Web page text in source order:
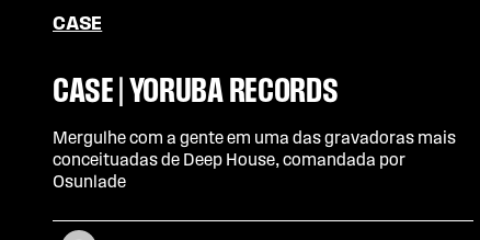
CASE
CASE | YORUBA RECORDS
Mergulhe com a gente em uma das gravadoras mais
conceituadas de Deep House, comandada por
Osunlade